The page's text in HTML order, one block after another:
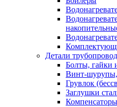
Детали
Болты, гайки
Винт-
Грувлок
Заглушки